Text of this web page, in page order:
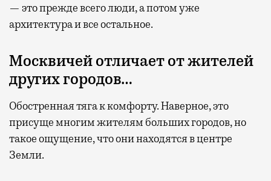
— это прежде всего люди, а потом уже
архитектура и все остальное.
Москвичей отличает от жителей
других городов…
Обостренная тяга к комфорту. Наверное, это
присуще многим жителям больших городов, но
такое ощущение, что они находятся в центре
Земли.